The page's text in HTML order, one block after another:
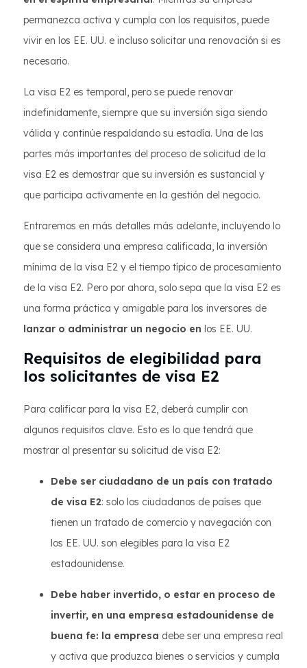
permanezca activa y cumpla con los requisitos, puede
vivir en los EE. UU. e incluso solicitar una renovación si es
necesario.
La visa E2 es temporal, pero se puede renovar
indefinidamente, siempre que su inversión siga siendo
válida y continúe respaldando su estadía. Una de las
partes más importantes del proceso de solicitud de la
visa E2 es demostrar que su inversión es sustancial y
que participa activamente en la gestión del negocio.
Entraremos en más detalles más adelante, incluyendo lo
que se considera una empresa calificada, la inversión
mínima de la visa E2 y el tiempo típico de procesamiento
de la visa E2. Pero por ahora, solo sepa que la visa E2 es
una forma práctica y amigable para los inversores de
lanzar o administrar un negocio en los EE. UU.
Requisitos de elegibilidad para
los solicitantes de visa E2
Para calificar para la visa E2, deberá cumplir con
algunos requisitos clave. Esto es lo que tendrá que
mostrar al presentar su solicitud de visa E2:
Debe ser ciudadano de un país con tratado
de visa E2: solo los ciudadanos de países que
tienen un tratado de comercio y navegación con
los EE. UU. son elegibles para la visa E2
estadounidense.
Debe haber invertido, o estar en proceso de
invertir, en una empresa estadounidense de
buena fe: la empresa debe ser una empresa real
y activa que produzca bienes o servicios y cumpla